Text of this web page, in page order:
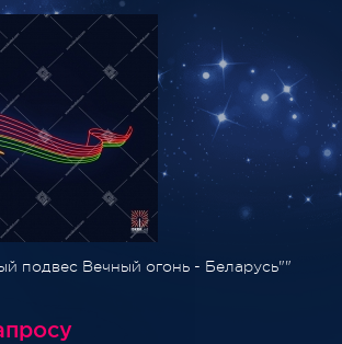
подвес Вечный огонь - Беларусь""